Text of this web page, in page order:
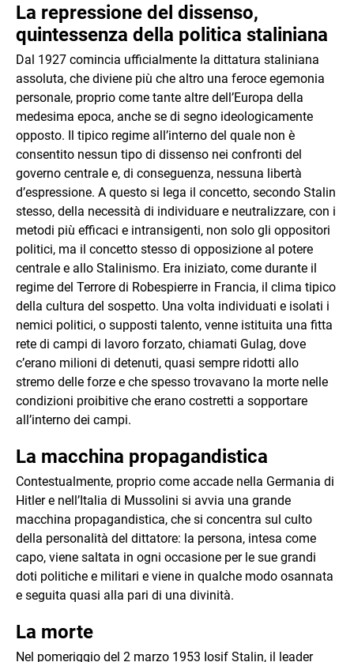
La repressione del dissenso,
quintessenza della politica staliniana
Dal 1927 comincia ufficialmente la dittatura staliniana
assoluta, che diviene più che altro una feroce egemonia
personale, proprio come tante altre dell’Europa della
medesima epoca, anche se di segno ideologicamente
opposto. Il tipico regime all’interno del quale non è
consentito nessun tipo di dissenso nei confronti del
governo centrale e, di conseguenza, nessuna libertà
d’espressione. A questo si lega il concetto, secondo Stalin
stesso, della necessità di individuare e neutralizzare, con i
metodi più efficaci e intransigenti, non solo gli oppositori
politici, ma il concetto stesso di opposizione al potere
centrale e allo Stalinismo. Era iniziato, come durante il
regime del Terrore di Robespierre in Francia, il clima tipico
della cultura del sospetto. Una volta individuati e isolati i
nemici politici, o supposti talento, venne istituita una fitta
rete di campi di lavoro forzato, chiamati Gulag, dove
c’erano milioni di detenuti, quasi sempre ridotti allo
stremo delle forze e che spesso trovavano la morte nelle
condizioni proibitive che erano costretti a sopportare
all’interno dei campi.
La macchina propagandistica
Contestualmente, proprio come accade nella Germania di
Hitler e nell’Italia di Mussolini si avvia una grande
macchina propagandistica, che si concentra sul culto
della personalità del dittatore: la persona, intesa come
capo, viene saltata in ogni occasione per le sue grandi
doti politiche e militari e viene in qualche modo osannata
e seguita quasi alla pari di una divinità.
La morte
Nel pomeriggio del 2 marzo 1953 Iosif Stalin, il leader